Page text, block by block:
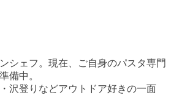
シェフ。現在、ご自身のパスタ専門
備中。
沢登りなどアウトドア好きの一面